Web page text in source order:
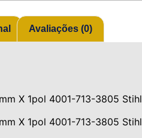
Avaliações (0)
X 1pol 4001-713-3805 Stihl
X 1pol 4001-713-3805 Stihl